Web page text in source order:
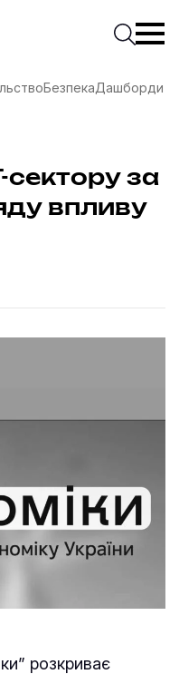
суспільні даніПочати
БезпекаДашборди
за
впливу
розкриває